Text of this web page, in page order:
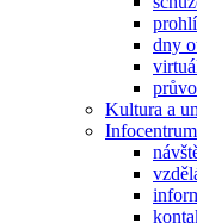
dny
Kultura a
Infocentrum